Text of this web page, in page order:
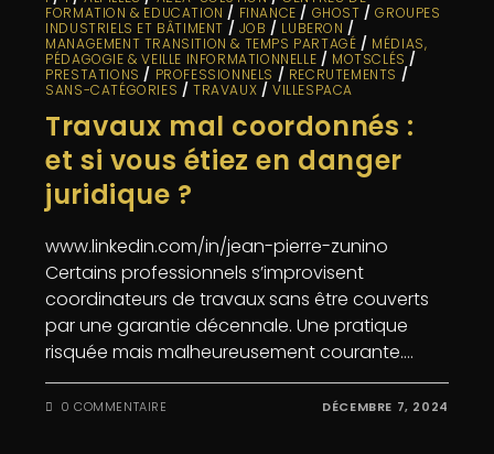
FORMATION & EDUCATION / FINANCE / GHOST /GROUPES
INDUSTRIELS ET BÂTIMENT / JOB / LUBERON /
MANAGEMENT TRANSITION & TEMPS PARTAGÉ / MÉDIAS,
PÉDAGOGIE & VEILLE INFORMATIONNELLE / MOTSCLÉS /
PRESTATIONS / PROFESSIONNELS / RECRUTEMENTS /
SANS-CATÉGORIES /TRAVAUX /VILLESPACA
Travaux mal coordonnés :
et si vous étiez en danger
juridique ?
www.linkedin.com/in/jean-pierre-zunino
Certains professionnels s’improvisent
coordinateurs de travaux sans être couverts
par une garantie décennale. Une pratique
risquée mais malheureusement courante.…
0 COMMENTAIRE DÉCEMBRE 7, 2024